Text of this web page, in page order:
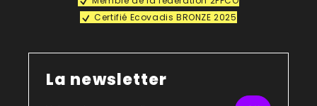
Certifié Ecovadis BRONZE 2025
La newsletter